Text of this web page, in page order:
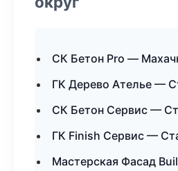
СК Бетон Pro —
ГК Дерево Ателье —
СК Бетон Сервис —
ГК Finish Сервис —
Мастерская Фасад